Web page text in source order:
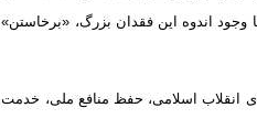
وجود اندوه این فقدان بزرگ، «برخاستن»
انقلاب اسلامی، حفظ منافع ملی، خدمت